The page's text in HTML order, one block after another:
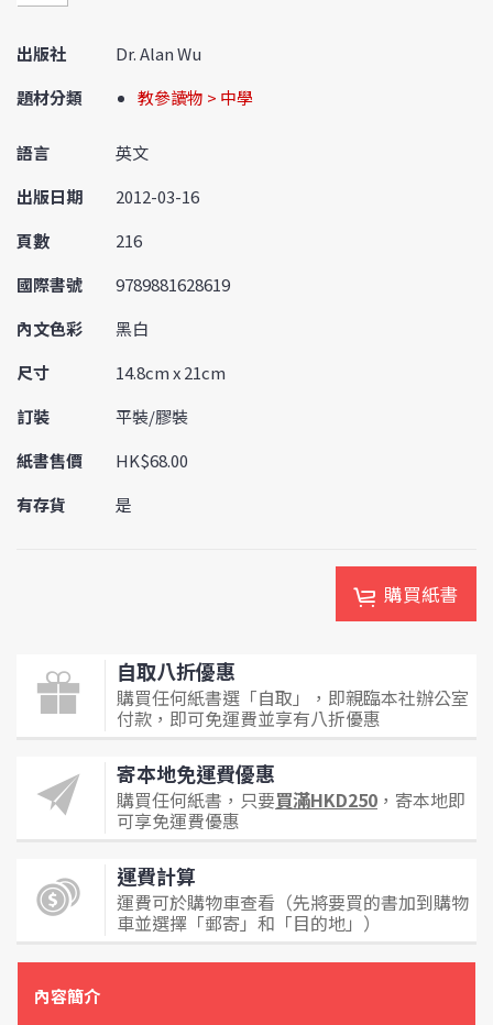
出版社
Dr. Alan Wu
題材分類
教參讀物 > 中學
語言
英文
出版日期
2012-03-16
頁數
216
國際書號
9789881628619
內文色彩
黑白
尺寸
14.8cm x 21cm
訂裝
平裝/膠裝
紙書售價
HK$68.00
有存貨
是
購買紙書
自取八折優惠
購買任何紙書選「自取」，即親臨本社辦公室
付款，即可免運費並享有八折優惠
寄本地免運費優惠
購買任何紙書，只要買滿HKD250 ，寄本地即
可享免運費優惠
運費計算
運費可於購物車查看（先將要買的書加到購物
車並選擇「郵寄」和「目的地」）
內容簡介